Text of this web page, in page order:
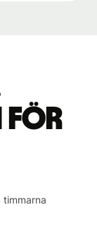
för
timmarna